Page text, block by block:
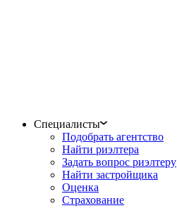
Специалисты
Подобрать агентство
Найти риэлтера
Задать вопрос риэлтеру
Найти застройщика
Оценка
Страхование